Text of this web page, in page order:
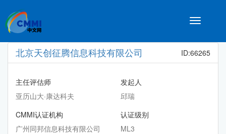
Toggle
北京天创征腾信息科技有限公司 ID:66265
主任评估师
亚历山大·康达科夫
发起人
邱瑞
CMMI认证机构
广州同邦信息科技有限公司
认证级别
ML3